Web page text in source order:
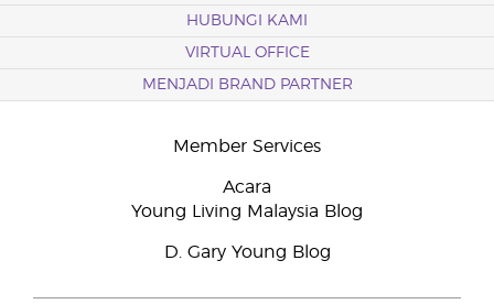
HUBUNGI KAMI
VIRTUAL OFFICE
MENJADI BRAND PARTNER
Member Services
Acara
Young Living Malaysia Blog
D. Gary Young Blog